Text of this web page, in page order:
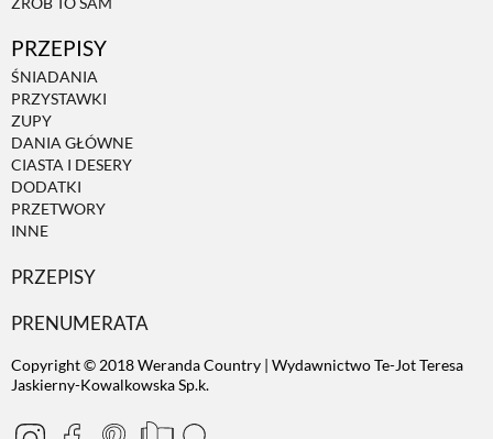
PRZEPISY
ŚNIADANIA
PRZYSTAWKI
ZUPY
DANIA GŁÓWNE
CIASTA I DESERY
DODATKI
PRZETWORY
INNE
PRZEPISY
PRENUMERATA
Copyright © 2018 Weranda Country | Wydawnictwo Te-Jot Teresa
Jaskierny-Kowalkowska Sp.k.